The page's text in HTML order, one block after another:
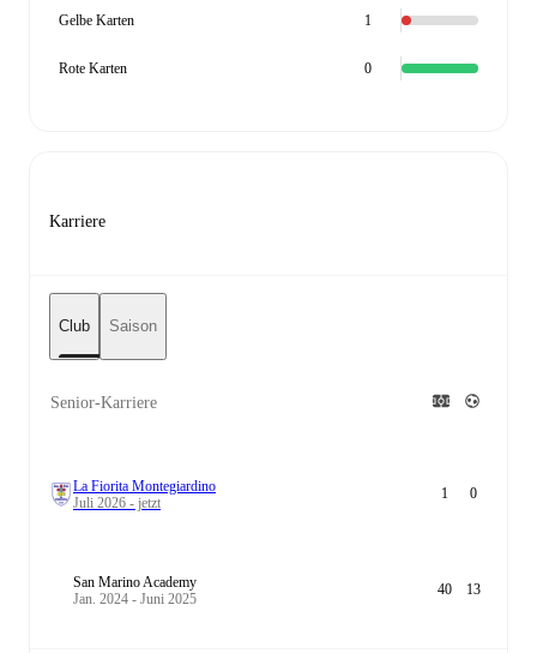
Gelbe Karten 1
Rote Karten 0
Karriere
Club Saison
Senior-Karriere
La Fiorita Montegiardino
Juli 2026 - jetzt
1 0
San Marino Academy
Jan. 2024 - Juni 2025
40 13